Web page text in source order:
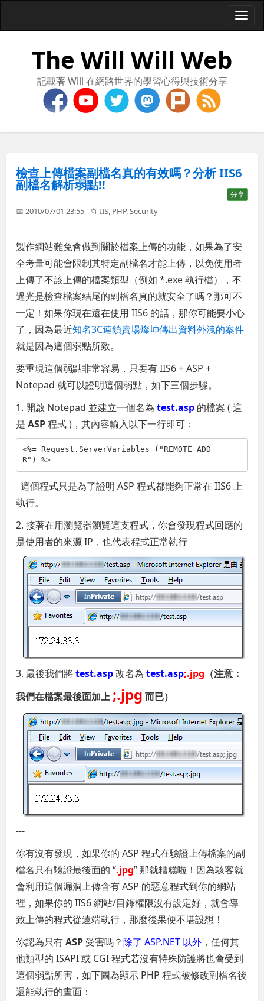
The Will Will Web
記載著 Will 在網路世界的學習心得與技術分享
檢查上傳檔案副檔名真的有效嗎？分析 IIS6
副檔名解析弱點!!
分享
📅 2010/07/01 23:55 📁IIS PHP,Security
製作網站難免會做到關於檔案上傳的功能，如果為了安
全考量可能會限制其特定副檔名才能上傳，以免使用者
上傳了不該上傳的檔案類型（例如 *.exe 執行檔），不
過光是檢查檔案結尾的副檔名真的就安全了嗎？那可不
一定！如果你現在還在使用 IIS6 的話，那你可能要小心
了，因為最近知名3C連鎖賣場燦坤傳出資料外洩的案件
就是因為這個弱點所致。
要重現這個弱點非常容易，只要有 IIS6 + ASP +
Notepad 就可以證明這個弱點，如下三個步驟。
1. 開啟 Notepad 並建立一個名為test.asp 的檔案 ( 這
是ASP程式 )，其內容輸入以下一行即可：
<%= Request.ServerVariables ( "REMOTE_ADD
R" ) %>
這個程式只是為了證明 ASP 程式都能夠正常在 IIS6 上
執行。
2. 接著在用瀏覽器瀏覽這支程式，你會發現程式回應的
是使用者的來源 IP，也代表程式正常執行
3. 最後我們將test.asp改名為test.asp;.jpg （注意：
我們在檔案最後面加上 ;.jpg 而已）
---
你有沒有發現，如果你的 ASP 程式在驗證上傳檔案的副
檔名只有驗證最後面的 “.jpg” 那就糟糕啦！因為駭客就
會利用這個漏洞上傳含有 ASP 的惡意程式到你的網站
裡，如果你的 IIS6 網站/目錄權限沒有設定好，就會導
致上傳的程式從遠端執行，那麼後果便不堪設想！
你認為只有ASP 受害嗎？除了 ASP.NET 以外 ，任何其
他類型的 ISAPI 或 CGI 程式若沒有特殊防護將也會受到
這個弱點所害，如下圖為顯示 PHP 程式被修改副檔名後
還能執行的畫面：